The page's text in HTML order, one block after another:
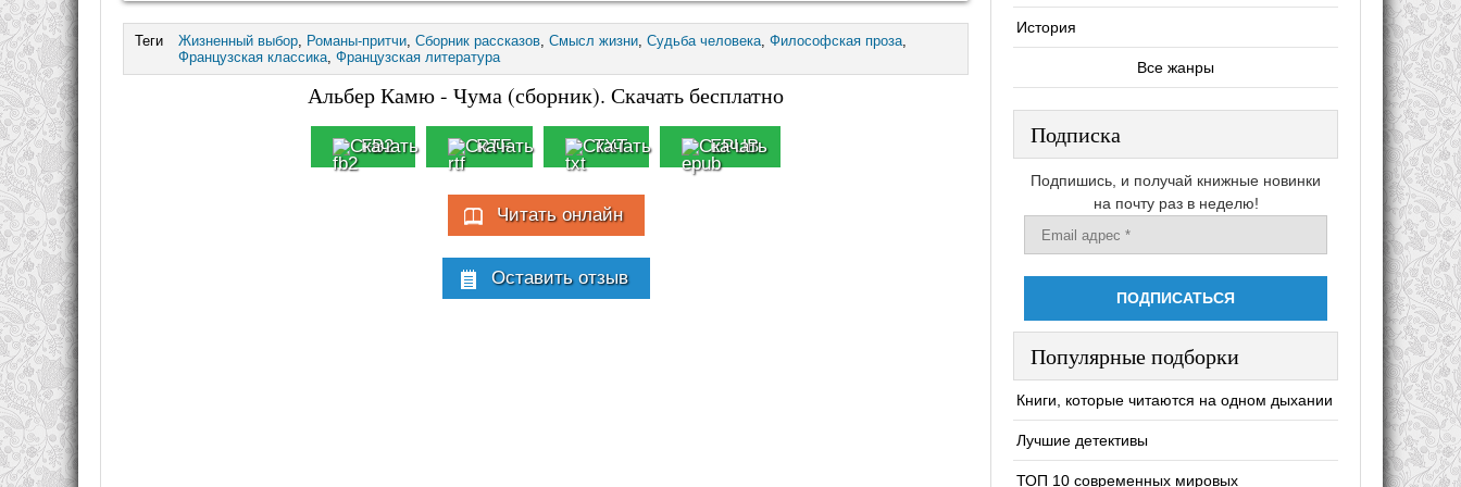
Теги Жизненный выбор, Романы-притчи, Сборник рассказов, Смысл жизни, Судьба человека, Философская проза,
Французская классика, Французская литература
Альбер Камю - Чума (сборник). Скачать бесплатно
FB2 RTF TXT EPUB
Читать онлайн
Оставить отзыв
История
Все жанры
Подписка
Подпишись, и получай книжные новинки
на почту раз в неделю!
Популярные подборки
Книги, которые читаются на одном дыхании
Лучшие детективы
ТОП 10 современных мировых